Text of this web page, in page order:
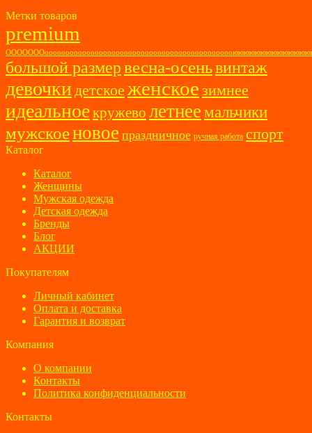
Метки товаров
premium
большой размервесна-осеньвинтаж
девочки детское женское зимнее
идеальноекружево летнее мальчики
мужскоеновое праздничное ручная работа спорт
Каталог
Каталог
Женщины
Мужская одежда
Детская одежда
Бренды
Блог
АКЦИИ
Покупателям
Личный кабинет
Оплата и доставка
Гарантия и возврат
Компания
О компании
Контакты
Политика конфиденциальности
Контакты